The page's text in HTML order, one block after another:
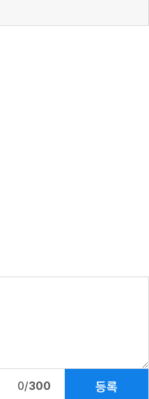
0/300 등록